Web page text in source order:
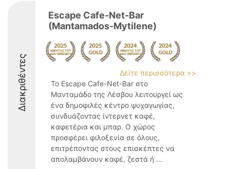
Διακριθέντες
Escape Cafe-Net-Bar
(Mantamados-Mytilene)
Δείτε περισσότερα >>
Το Escape Cafe-Net-Bar στο
Μανταμάδο της Λέσβου λειτουργεί ως
ένα δημοφιλές κέντρο ψυχαγωγίας,
συνδυάζοντας ίντερνετ καφέ,
καφετέρια και μπαρ. Ο χώρος
προσφέρει φιλοξενία σε όλους,
επιτρέποντας στους επισκέπτες να
απολαμβάνουν καφέ, ζεστά ή ...